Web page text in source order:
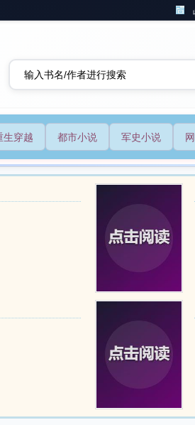
生穿越 都市小说 军史小说